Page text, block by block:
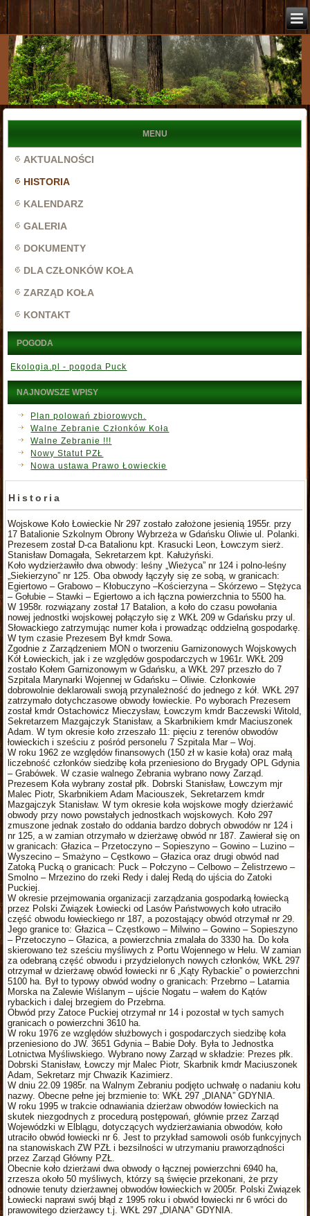
MENU
AKTUALNOŚCI
HISTORIA
KALENDARZ
GALERIA
DOKUMENTY
DLA CZŁONKÓW KOŁA
ZARZĄD KOŁA
KONTAKT
POGODA
Ekologia.pl - pogoda Puck
NAJNOWSZE WPISY
Plan polowań zbiorowych.
Walne Zebranie Członków Koła
Walne Zebranie !!!
Nowy Statut PZŁ
Nowa ustawa Prawo Łowieckie
Historia
Wojskowe Koło Łowieckie Nr 297 zostało założone jesienią 1955r. przy
17 Batalionie Szkolnym Obrony Wybrzeża w Gdańsku Oliwie ul. Polanki.
Prezesem został D-ca Batalionu kpt. Krasucki Leon, Łowczym sierż.
Stanisław Domagała, Sekretarzem kpt. Kałużyński.
Koło wydzierżawiło dwa obwody: leśny „Wieżyca” nr 124 i polno-leśny
„Siekierzyno” nr 125. Oba obwody łączyły się ze sobą, w granicach:
Egiertowo – Grabowo – Kłobuczyno –Kościerzyna – Skórzewo – Stężyca
– Gołubie – Stawki – Egiertowo a ich łączna powierzchnia to 5500 ha.
W 1958r. rozwiązany został 17 Batalion, a koło do czasu powołania
nowej jednostki wojskowej połączyło się z WKŁ 209 w Gdańsku przy ul.
Słowackiego zatrzymując numer koła i prowadząc oddzielną gospodarkę.
W tym czasie Prezesem Był kmdr Sowa.
Zgodnie z Zarządzeniem MON o tworzeniu Garnizonowych Wojskowych
Kół Łowieckich, jak i ze względów gospodarczych w 1961r. WKŁ 209
zostało Kołem Garnizonowym w Gdańsku, a WKŁ 297 przeszło do 7
Szpitala Marynarki Wojennej w Gdańsku – Oliwie. Członkowie
dobrowolnie deklarowali swoją przynależność do jednego z kół. WKŁ 297
zatrzymało dotychczasowe obwody łowieckie. Po wyborach Prezesem
został kmdr Ostachowicz Mieczysław, Łowczym kmdr Baczewski Witold,
Sekretarzem Mazgajczyk Stanisław, a Skarbnikiem kmdr Maciuszonek
Adam. W tym okresie koło zrzeszało 11: pięciu z terenów obwodów
łowieckich i sześciu z pośród personelu 7 Szpitala Mar – Woj.
W roku 1962 ze względów finansowych (150 zł w kasie koła) oraz małą
liczebność członków siedzibę koła przeniesiono do Brygady OPL Gdynia
– Grabówek. W czasie walnego Zebrania wybrano nowy Zarząd.
Prezesem Koła wybrany został płk. Dobrski Stanisław, Łowczym mjr
Malec Piotr, Skarbnikiem Adam Maciouszek, Sekretarzem kmdr
Mazgajczyk Stanisław. W tym okresie koła wojskowe mogły dzierżawić
obwody przy nowo powstałych jednostkach wojskowych. Koło 297
zmuszone jednak zostało do oddania bardzo dobrych obwodów nr 124 i
nr 125, a w zamian otrzymało w dzierżawę obwód nr 187. Zawierał się on
w granicach: Głazica – Przetoczyno – Sopieszyno – Gowino – Luzino –
Wyszecino – Smażyno – Cęstkowo – Głazica oraz drugi obwód nad
Zatoką Pucką o granicach: Puck – Połczyno – Celbowo – Żelistrzewo –
Smolno – Mrzezino do rzeki Redy i dalej Redą do ujścia do Zatoki
Puckiej.
W okresie przejmowania organizacji zarządzania gospodarką łowiecką
przez Polski Związek Łowiecki od Lasów Państwowych koło utraciło
część obwodu łowieckiego nr 187, a pozostający obwód otrzymał nr 29.
Jego granice to: Głazica – Częstkowo – Milwino – Gowino – Sopieszyno
– Przetoczyno – Głazica, a powierzchnia zmalała do 3330 ha. Do koła
skierowano też sześciu myśliwych z Portu Wojennego w Helu. W zamian
za odebraną część obwodu i przydzielonych nowych członków, WKŁ 297
otrzymał w dzierżawę obwód łowiecki nr 6 „Kąty Rybackie” o powierzchni
5100 ha. Był to typowy obwód wodny o granicach: Przebrno – Latarnia
Morska na Zalewie Wiślanym – ujście Nogatu – wałem do Kątów
rybackich i dalej brzegiem do Przebrna.
Obwód przy Zatoce Puckiej otrzymał nr 14 i pozostał w tych samych
granicach o powierzchni 3610 ha.
W roku 1976 ze względów służbowych i gospodarczych siedzibę koła
przeniesiono do JW. 3651 Gdynia – Babie Doły. Była to Jednostka
Lotnictwa Myśliwskiego. Wybrano nowy Zarząd w składzie: Prezes płk.
Dobrski Stanisław, Łowczy mjr Malec Piotr, Skarbnik kmdr Maciuszonek
Adam, Sekretarz mjr Chwazik Kazimierz.
W dniu 22.09 1985r. na Walnym Zebraniu podjęto uchwałę o nadaniu kołu
nazwy. Obecne pełne jej brzmienie to: WKŁ 297 „DIANA” GDYNIA.
W roku 1995 w trakcie odnawiania dzierżaw obwodów łowieckich na
skutek niezgodnych z procedurą postępowań, głównie przez Zarząd
Wojewódzki w Elblągu, dotyczących wydzierżawiania obwodów, koło
utraciło obwód łowiecki nr 6. Jest to przykład samowoli osób funkcyjnych
na stanowiskach ZW PZŁ i bezsilności w utrzymaniu praworządności
przez Zarząd Główny PZŁ.
Obecnie koło dzierżawi dwa obwody o łącznej powierzchni 6940 ha,
zrzesza około 50 myśliwych, którzy są święcie przekonani, że przy
odnowie tenuty dzierżawnej obwodów łowieckich w 2005r. Polski Związek
Łowiecki naprawi swój błąd z 1995 roku i obwód łowiecki nr 6 wróci do
prawowitego dzierżawcy t.j. WKŁ 297 „DIANA” GDYNIA.